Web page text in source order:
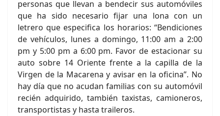
personas que llevan a bendecir sus automóviles
que ha sido necesario fijar una lona con un
letrero que especifica los horarios: “Bendiciones
de vehículos, lunes a domingo, 11:00 am a 2:00
pm y 5:00 pm a 6:00 pm. Favor de estacionar su
auto sobre 14 Oriente frente a la capilla de la
Virgen de la Macarena y avisar en la oficina”. No
hay día que no acudan familias con su automóvil
recién adquirido, también taxistas, camioneros,
transportistas y hasta traileros.